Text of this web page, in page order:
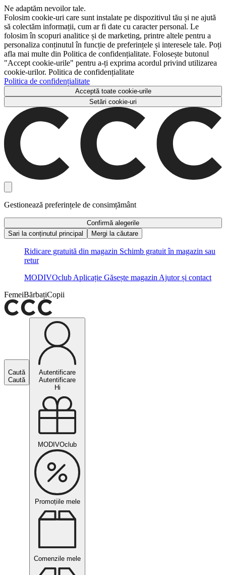
Ne adaptăm nevoilor tale.
Folosim cookie-uri care sunt instalate pe dispozitivul tău și ne ajută
să colectăm informații, cum ar fi date cu caracter personal. Le
folosim în scopuri analitice și de marketing, printre altele pentru a
personaliza conținutul în funcție de preferințele și interesele tale. Poți
afla mai multe din Politica de confidențialitate. Folosește butonul
"Accept cookie-urile" pentru a-ți exprima acordul privind utilizarea
cookie-urilor. Politica de confidențialitate
Politica de confidențialitate
Acceptă toate cookie-urile
Setări cookie-uri
Gestionează preferințele de consimțământ
Confirmă alegerile
Sari la conținutul principal
Mergi la căutare
Ridicare gratuită din magazin Schimb gratuit în magazin sau
retur
MODIVOclub Aplicație Găsește magazin Ajutor și contact
FemeiBărbațiCopii
Caută
Caută
Autentificare
Autentificare
Hi
MODIVOclub
Promoțiile mele
Comenzile mele